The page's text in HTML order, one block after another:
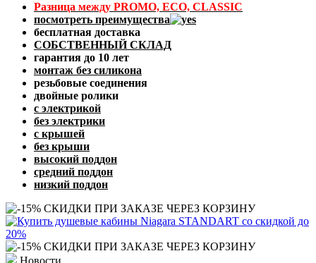
Разница между PROMO, ECO, CLASSIC
посмотреть преимущества
бесплатная доставка
СОБСТВЕННЫЙ СКЛАД
гарантия до 10 лет
монтаж без силикона
резьбовые соединения
двойные ролики
с электрикой
без электрики
с крышей
без крыши
высокий поддон
средний поддон
низкий поддон
Новости